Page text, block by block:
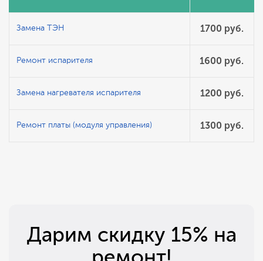
Замена ТЭН 1700 руб.
Ремонт испарителя 1600 руб.
Замена нагревателя испарителя 1200 руб.
Ремонт платы (модуля управления) 1300 руб.
Дарим скидку 15% на